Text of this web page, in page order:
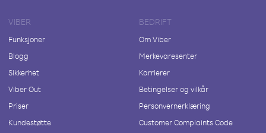
VIBER
Funksjoner
Blogg
Sikkerhet
Viber Out
Priser
Kundestøtte
BEDRIFT
Om Viber
Merkevaresenter
Karrierer
Betingelser og vilkår
Personvernerklæring
Customer Complaints Code